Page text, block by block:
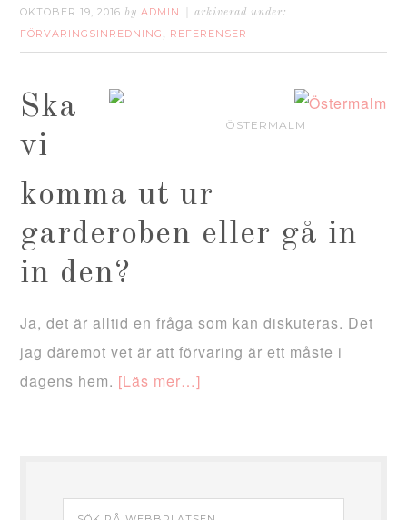
OKTOBER 19, 2016 byADMIN arkiverad under:
FÖRVARINGSINREDNING , REFERENSER
ÖSTERMALM
Ska
vi
komma ut ur
garderoben eller gå in
in den?
Ja, det är alltid en fråga som kan diskuteras. Det
jag däremot vet är att förvaring är ett måste i
dagens hem. [Läs mer…]